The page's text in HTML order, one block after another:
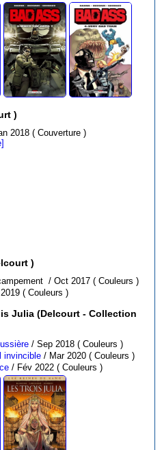
)
/ Jan 2018 ( Couverture )
Contrevent (Delcourt )
• Tome 1 : Le Cosmos est mon campement / Oct 2017 ( Couleurs )
• Tome 2 : L'Escadre frêle / Oct 2019 ( Couleurs )
(Delcourt - Collection
/ Sep 2018 ( Couleurs )
invincible
/ Mar 2020 ( Couleurs )
/ Fév 2022 ( Couleurs )